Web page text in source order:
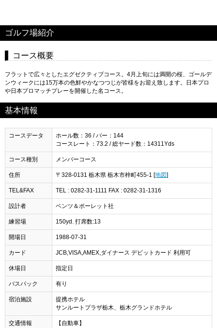
ゴルフ場紹介
コース概要
フラットで広々としたエグゼクティブコース。4月上旬には満開の桜、ゴールデ
ンウィークには15万本の色鮮やかなつつじが皆様をお迎え致します。日本プロ
や日本プロマッチプレーを開催した名コース。
基本情報
コースデータ
ホール数：36 / パー：144
コースレート：73.2 / 総ヤード数：14311Yds
コース種別 メンバーコース
住所 〒328-0131 栃木県 栃木市梓町455-1 [ 地図
TEL&FAX TEL : 0282-31-1111 FAX : 0282-31-1316
設計者 ベンツ＆ポーレット社
練習場 150yd. 打席数:13
開場日 1988-07-31
カード JCB,VISA,AMEX,ダイナース デビットカード 利用可
休場日 指定日
バスパック 有り
宿泊施設
提携ホテル
サンルートプラザ栃木、栃木グランドホテル
交通情報
【自動車】